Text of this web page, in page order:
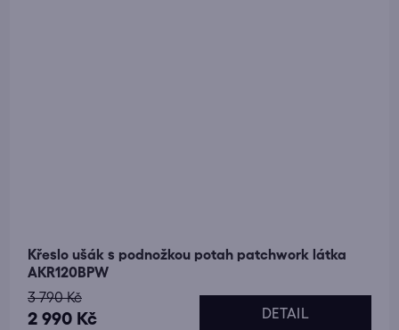
Křeslo ušák s podnožkou potah patchwork látka
AKR120BPW
2 990 Kč
3 790 Kč
DETAIL